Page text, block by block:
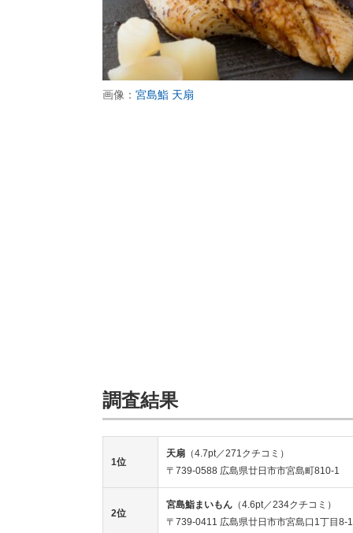
画像： 宮島鮨 天扇
調査結果
1位
天扇 （4.7pt／271クチコミ）
〒739-0588 広島県廿日市市宮島町810-1
2位
宮島鮨まいもん （4.6pt／234クチコミ）
〒739-0411 広島県廿日市市宮島口1丁目8-